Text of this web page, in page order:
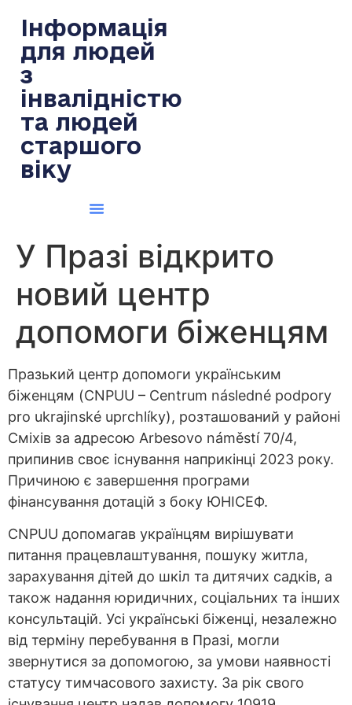
Інформація
для людей
з
інвалідністю
та людей
старшого
віку
У Празі відкрито
новий центр
допомоги біженцям
Празький центр допомоги українським
біженцям (CNPUU – Centrum následné podpory
pro ukrajinské uprchlíky), розташований у районі
Сміхів за адресою Arbesovo náměstí 70/4,
припинив своє існування наприкінці 2023 року.
Причиною є завершення програми
фінансування дотацій з боку ЮНІСЕФ.
CNPUU допомагав українцям вирішувати
питання працевлаштування, пошуку житла,
зарахування дітей до шкіл та дитячих садків, а
також надання юридичних, соціальних та інших
консультацій. Усі українські біженці, незалежно
від терміну перебування в Празі, могли
звернутися за допомогою, за умови наявності
статусу тимчасового захисту. За рік свого